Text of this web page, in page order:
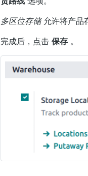
多区位存储允许将产品
完成后，点击 保存 。